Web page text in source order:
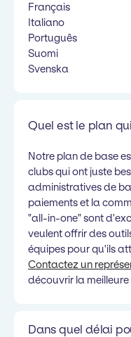
Français
Italiano
Português
Suomi
Svenska
Quel est le plan
Notre plan de base
clubs qui ont juste
administratives de
paiements et la
"all-in-one" sont
veulent offrir des
équipes pour qu'ils
Contactez un
découvrir la
Dans quel délai